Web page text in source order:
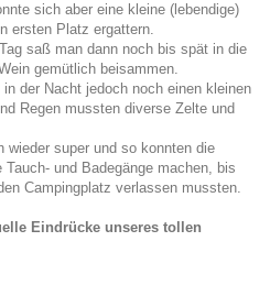
sich aber eine kleine (lebendige)
ersten Platz ergattern.
saß man dann noch bis spät in die
gemütlich beisammen.
der Nacht jedoch noch einen kleinen
Regen mussten diverse Zelte und
wieder super und so konnten die
und Badegänge machen, bis
Campingplatz verlassen mussten.
Eindrücke unseres tollen